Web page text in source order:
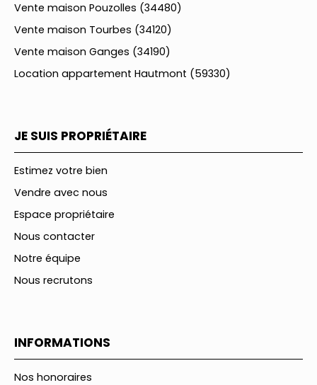
Vente maison Pouzolles (34480)
Vente maison Tourbes (34120)
Vente maison Ganges (34190)
Location appartement Hautmont (59330)
JE SUIS PROPRIÉTAIRE
Estimez votre bien
Vendre avec nous
Espace propriétaire
Nous contacter
Notre équipe
Nous recrutons
INFORMATIONS
Nos honoraires